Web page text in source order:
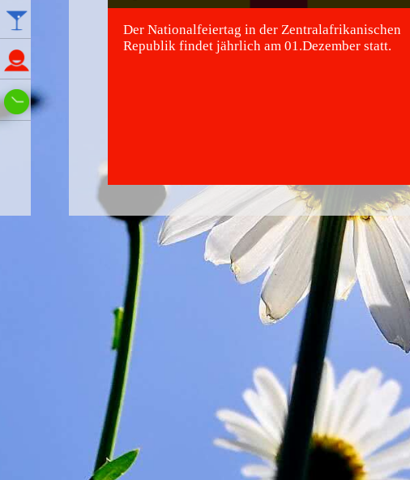
Wie spät ist es?
Der Nationalfeiertag in der Zentralafrikanischen
Republik findet jährlich am 01.Dezember statt.